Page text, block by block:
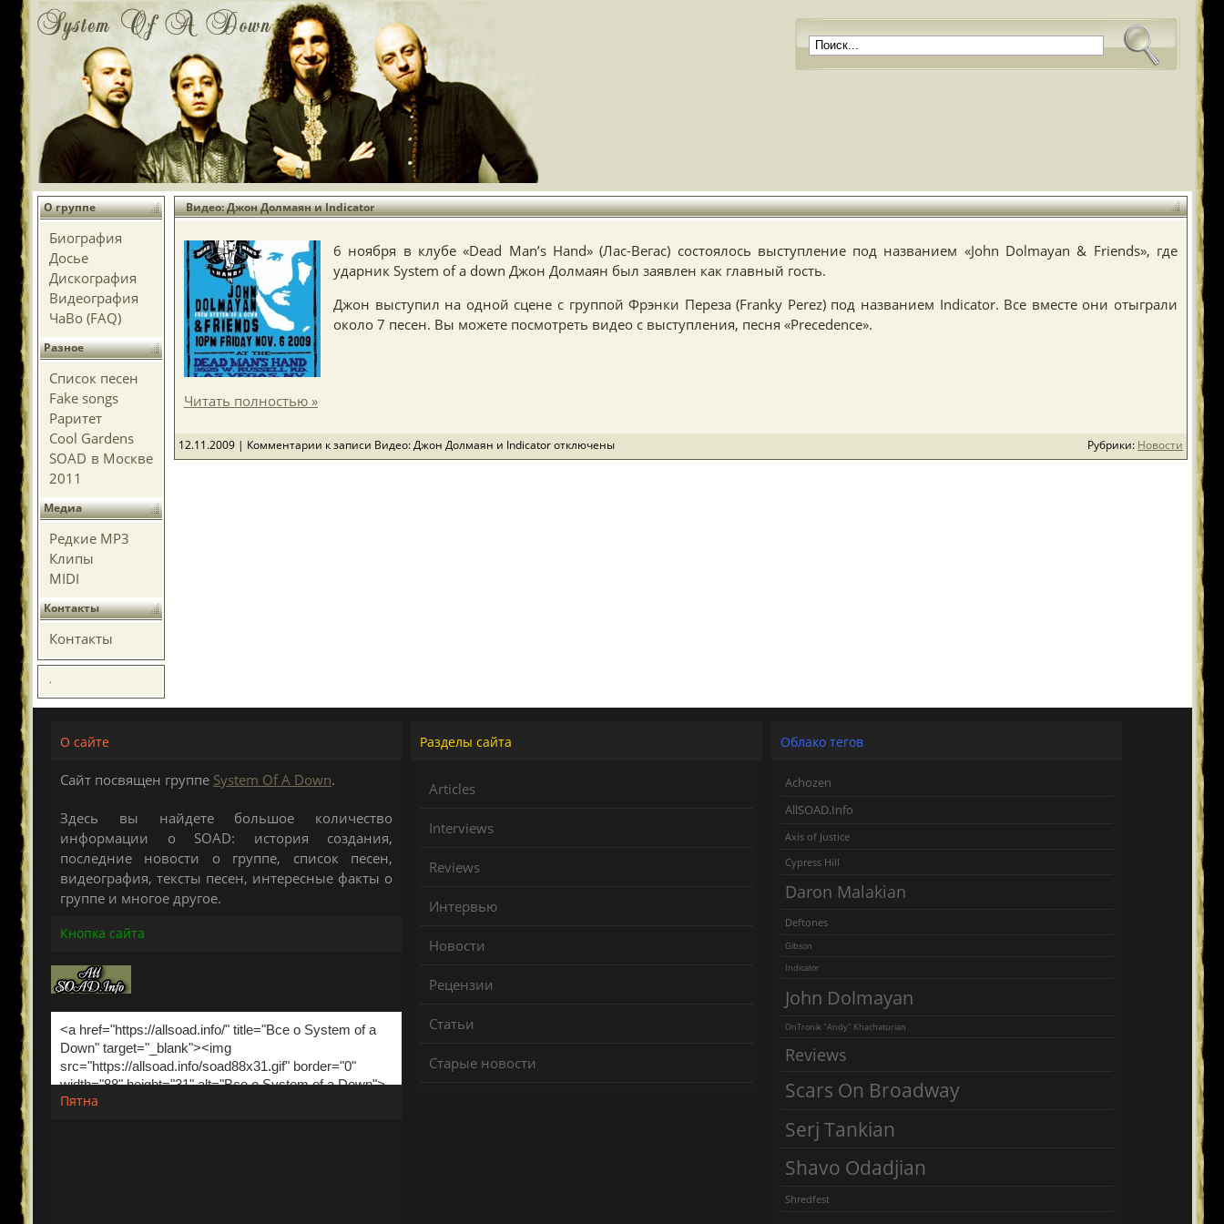
О группе
Биография
Досье
Дискография
Видеография
ЧаВо (FAQ)
Разное
Список песен
Fake songs
Раритет
Cool Gardens
SOAD в Москве
2011
Медиа
Редкие MP3
Клипы
MIDI
Контакты
Контакты
.
Видео: Джон Долмаян и Indicator
6 ноября в клубе «Dead Man’s Hand» (Лас-Вегас) состоялось выступление под названием «John Dolmayan & Friends», где
ударник System of a down Джон Долмаян был заявлен как главный гость.
Джон выступил на одной сцене с группой Фрэнки Переза (Franky Perez) под названием Indicator. Все вместе они отыграли
около 7 песен. Вы можете посмотреть видео с выступления, песня «Precedence».
Читать полностью »
12.11.2009 | Комментарии к записи Видео: Джон Долмаян и Indicatorотключены Рубрики: Новости
О сайте
Сайт посвящен группе System Of A Down.
Здесь вы найдете большое количество
информации о SOAD: история создания,
последние новости о группе, список песен,
видеография, тексты песен, интересные факты о
группе и многое другое.
Кнопка сайта
Пятна
Разделы сайта
Articles
Interviews
Reviews
Интервью
Новости
Рецензии
Статьи
Старые новости
Облако тегов
Achozen
AllSOAD.Info
Axis of Justice
Cypress Hill
Daron Malakian
Deftones
Gibson
Indicator
John Dolmayan
OnTronik "Andy" Khachaturian
Reviews
Scars On Broadway
Serj Tankian
Shavo Odadjian
Shredfest